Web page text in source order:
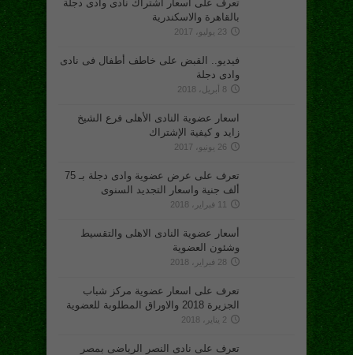
تعرف على اسعار اشتراك نادى وادى دجلة
بالقاهرة والاسكندرية
23 يوليو، 2017
فيديو.. القبض على خاطف أطفال فى نادى
وادى دجلة
8 أبريل، 2018
اسعار عضوية النادى الأهلى فرع الشيخ
زايد و كيفية الإشتراك
26 يونيو، 2017
تعرف على عرض عضوية وادى دجلة بـ 75
ألف جنية واسعار التجديد السنوى
11 فبراير، 2018
أسعار عضوية النادى الاهلى والتقسيط
وشئون العضوية
28 فبراير، 2018
تعرف على اسعار عضوية مركز شباب
الجزيرة 2018 والاوراق المطلوبة للعضوية
2 يناير، 2018
تعرف على نادى النصر الرياضى بمصر